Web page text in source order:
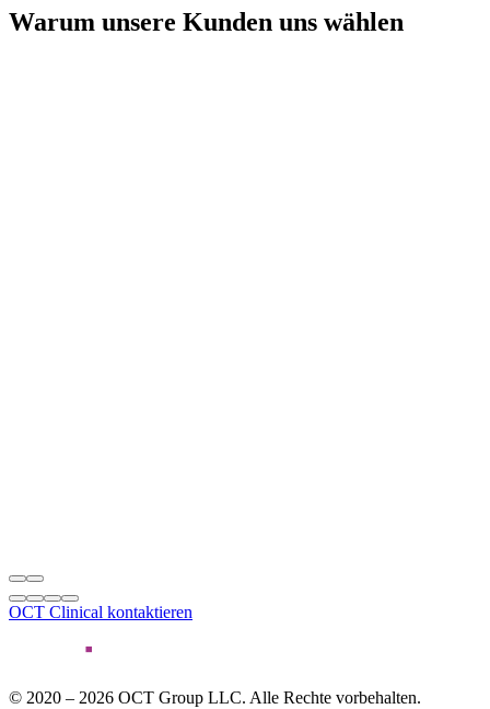
Warum unsere Kunden uns wählen
OCT Clinical kontaktieren
© 2020 – 2026 OCT Group LLC. Alle Rechte vorbehalten.